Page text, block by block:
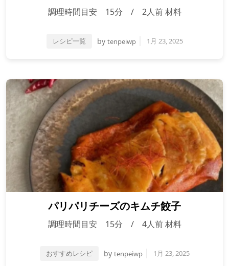
調理時間目安 15分 / 2人前 材料
レシピ一覧 by tenpeiwp 1月 23, 2025
パリパリチーズのキムチ餃子
調理時間目安 15分 / 4人前 材料
おすすめレシピ by tenpeiwp 1月 23, 2025